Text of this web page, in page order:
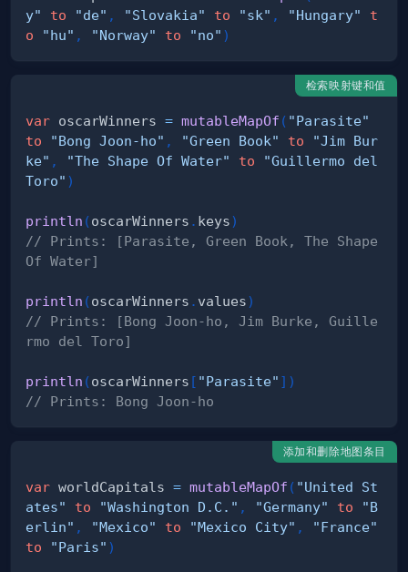
y"
to "de" , "Slovakia" to "sk" , "Hungary"
t
o
"hu" , "Norway" to "no" )
检索映射键和值
var oscarWinners = mutableMapOf ( "Parasite"
to
"Bong Joon-ho" , "Green Book" to
"Jim Bur
ke" , "The Shape Of Water" to
"Guillermo del
Toro" )
println (oscarWinners . keys)
// Prints: [Parasite, Green Book, The Shape
Of Water]
println (oscarWinners . values)
// Prints: [Bong Joon-ho, Jim Burke, Guille
rmo del Toro]
println (oscarWinners [ "Parasite" ] )
// Prints: Bong Joon-ho
添加和删除地图条目
var worldCapitals = mutableMapOf ( "United St
ates"
to "Washington D.C." , "Germany" to
"B
erlin" , "Mexico" to "Mexico City" ,
"France"
to
"Paris" )